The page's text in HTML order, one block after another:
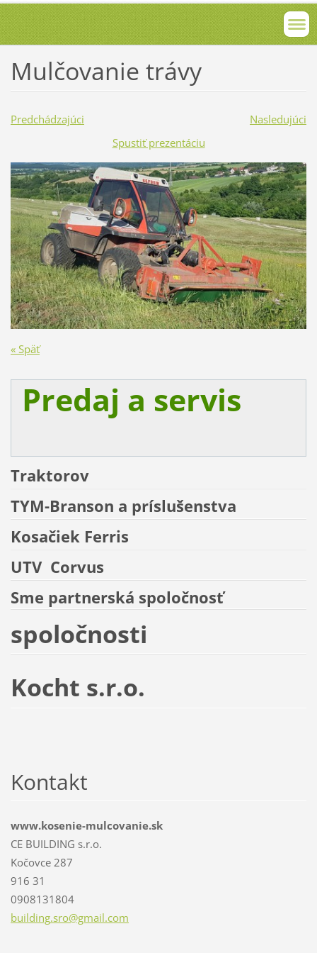
Mulčovanie trávy
Predchádzajúci
Nasledujúci
Spustiť prezentáciu
« Späť
Predaj a servis
Traktorov
TYM-Branson a príslušenstva
KosačiekFerris
UTVCorvus
Sme partnerská spoločnosť
spoločnosti
Kocht s.r.o.
Kontakt
www.kosenie-mulcovanie.sk
CE BUILDING s.r.o.
Kočovce 287
916 31
0908131804
building.sro@gmail.com